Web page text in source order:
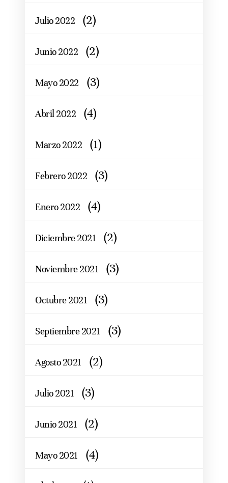
Julio 2022 (2)
Junio 2022 (2)
Mayo 2022 (3)
Abril 2022 (4)
Marzo 2022 (1)
Febrero 2022 (3)
Enero 2022 (4)
Diciembre 2021 (2)
Noviembre 2021 (3)
Octubre 2021 (3)
Septiembre 2021 (3)
Agosto 2021 (2)
Julio 2021 (3)
Junio 2021 (2)
Mayo 2021 (4)